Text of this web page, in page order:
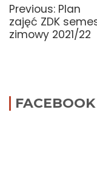
Previous: Previous
post:
Plan
zajęć ZDK
zimowy 2021/22